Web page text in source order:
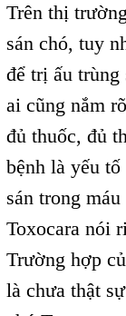
Trên thị
sán chó, tuy
để trị ấu trùng
ai cũng nắm
đủ thuốc, đủ
bệnh là yếu
sán trong
Toxocara nói
Trường hợp
là chưa thật